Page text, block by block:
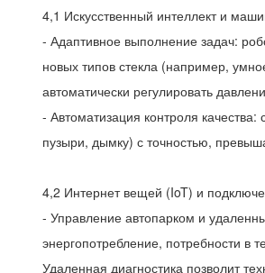
4,1 Искусственный интеллект и
- Адаптивное выполнение задач:
новых типов стекла (например,
автоматически регулировать
- Автоматизация контроля
пузыри, дымку) с точностью,
4,2 Интернет вещей (IoT) и
- Управление автопарком и
энергопотребление, потребности в
Удаленная диагностика позволит